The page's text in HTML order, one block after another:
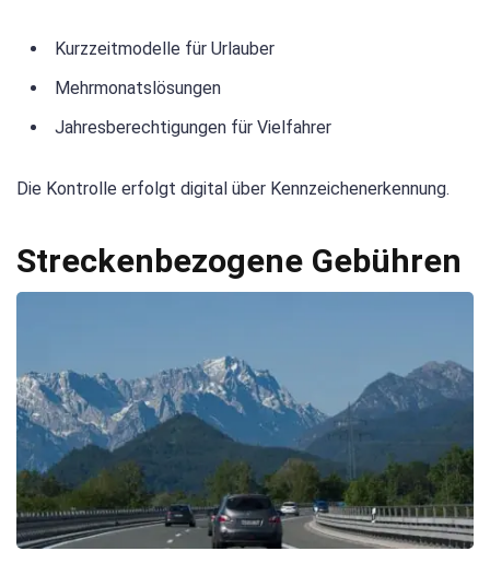
Kurzzeitmodelle für Urlauber
Mehrmonatslösungen
Jahresberechtigungen für Vielfahrer
Die Kontrolle erfolgt digital über Kennzeichenerkennung.
Streckenbezogene Gebühren